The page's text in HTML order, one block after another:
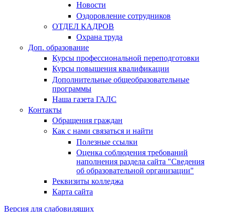
Новости
Оздоровление сотрудников
ОТДЕЛ КАДРОВ
Охрана труда
Доп. образование
Курсы профессиональной переподготовки
Курсы повышения квалификации
Дополнительные общеобразовательные
программы
Наша газета ГАЛС
Контакты
Обращения граждан
Как с нами связаться и найти
Полезные ссылки
Оценка соблюдения требований
наполнения раздела сайта "Сведения
об образовательной организации"
Реквизиты колледжа
Карта сайта
Версия для слабовидящих